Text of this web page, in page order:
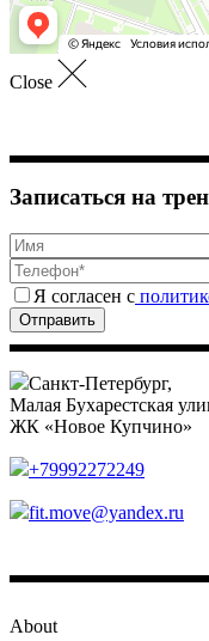
Close
Записаться на
Я согласен с
Отправить
Санкт-Петербург,
Малая Бухарестская
ЖК «Новое Купчино»
+79992272249
fit.move@yandex.ru
About